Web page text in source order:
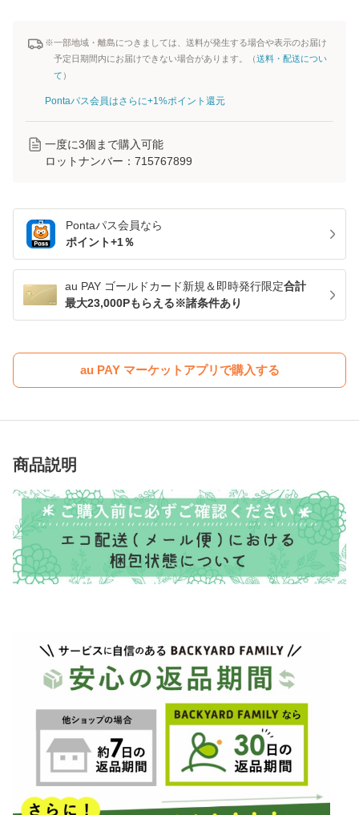
※一部地域・離島につきましては、送料が発生する場合や表示のお届け
予定日期間内にお届けできない場合があります。（送料・配送につい
て ）
Pontaパス会員はさらに+1%ポイント還元
一度に3個まで購入可能
ロットナンバー： 715767899
Pontaパス会員なら
ポイント+1％
au PAY ゴールドカード新規＆即時発行限定合計
最大23,000Pもらえる※諸条件あり
au PAY マーケットアプリで購入する
商品説明